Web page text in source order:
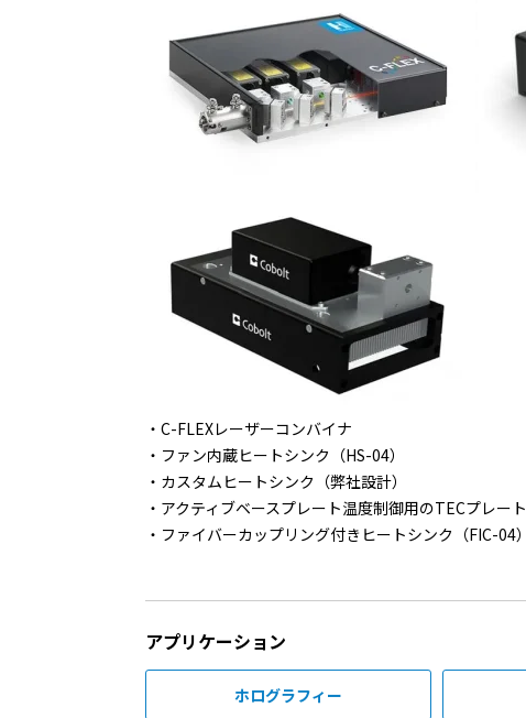
C-FLEXレーザーコンバイナ
ファン内蔵ヒートシンク（HS-04）
カスタムヒートシンク（弊社設計）
アクティブベースプレート温度制御用のTECプレート
ファイバーカップリング付きヒートシンク（FIC-04）
アプリケーション
ホログラフィー